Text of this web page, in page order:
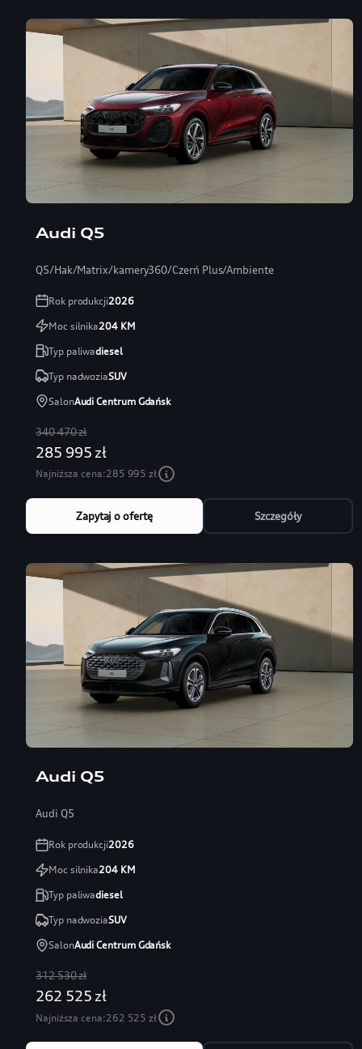
Audi Q5
Q5/Hak/Matrix/kamery360/Czerń Plus/Ambiente
Rok produkcji2026
Moc silnika204KM
Typ paliwadiesel
Typ nadwoziaSUV
SalonAudi Centrum Gdańsk
340 470 zł
285 995 zł
Najniższa cena:285 995 zł
Zapytaj o ofertę Szczegóły
Audi Q5
Audi Q5
Rok produkcji2026
Moc silnika204KM
Typ paliwadiesel
Typ nadwoziaSUV
SalonAudi Centrum Gdańsk
312 530 zł
262 525 zł
Najniższa cena:262 525 zł